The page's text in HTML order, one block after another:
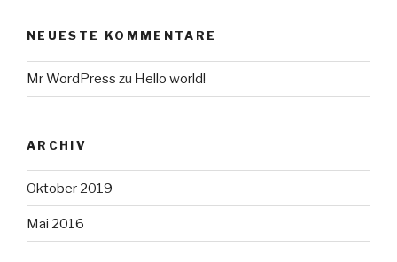
NEUESTE KOMMENTARE
Mr WordPress zu Hello world!
ARCHIV
Oktober 2019
Mai 2016